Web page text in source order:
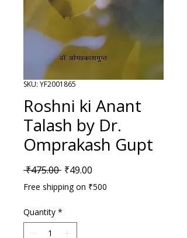
SKU: YF2001865
Roshni ki Anant
Talash by Dr.
Omprakash Gupt
₹475.00 Regular Price
₹49.00
Free shipping on ₹500
Quantity *